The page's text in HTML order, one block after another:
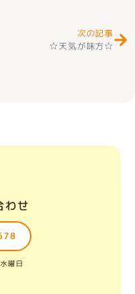
次の記事
☆天気が味方☆
わせ
曜日